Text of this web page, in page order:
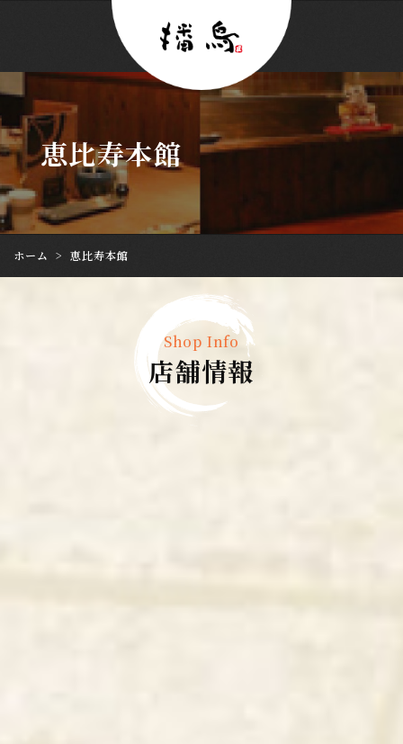
恵比寿本館
ホーム > 恵比寿本館
Shop Info
店舗情報